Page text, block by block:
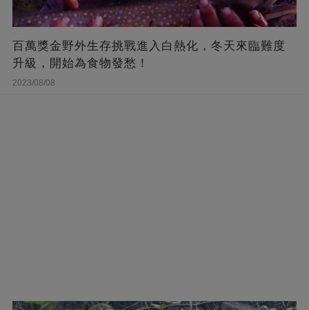
百萬獎金野外生存挑戰進入白熱化，冬天來臨難度
升級，開始為食物發愁！
2023/08/08